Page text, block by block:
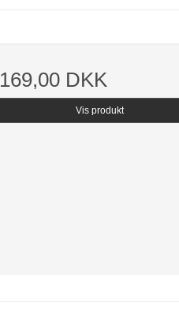
169,00 DKK
Vis produkt